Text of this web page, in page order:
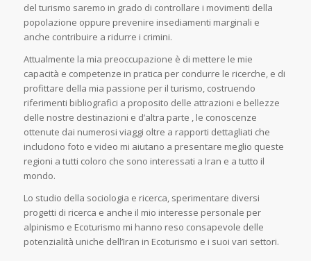
del turismo saremo in grado di controllare i movimenti della
popolazione oppure prevenire insediamenti marginali e
anche contribuire a ridurre i crimini.
Attualmente la mia preoccupazione è di mettere le mie
capacità e competenze in pratica per condurre le ricerche, e di
profittare della mia passione per il turismo, costruendo
riferimenti bibliografici a proposito delle attrazioni e bellezze
delle nostre destinazioni e d’altra parte , le conoscenze
ottenute dai numerosi viaggi oltre a rapporti dettagliati che
includono foto e video mi aiutano a presentare meglio queste
regioni a tutti coloro che sono interessati a Iran e a tutto il
mondo.
Lo studio della sociologia e ricerca, sperimentare diversi
progetti di ricerca e anche il mio interesse personale per
alpinismo e Ecoturismo mi hanno reso consapevole delle
potenzialità uniche dell’Iran in Ecoturismo e i suoi vari settori.